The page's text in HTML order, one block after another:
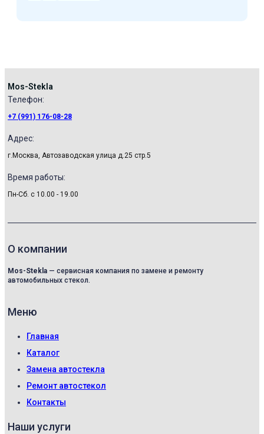
Mos-Stekla
Телефон:​
+7 (991) 176-08-28
Адрес:
г.Москва, Автозаводская улица д.25 стр.5
Время работы:
Пн-Сб. с 10.00 - 19.00
О компании
Mos-Stekla — сервисная компания по замене и ремонту
автомобильных стекол.
Меню
Главная
Каталог
Замена автостекла
Ремонт автостекол
Контакты
Наши услуги